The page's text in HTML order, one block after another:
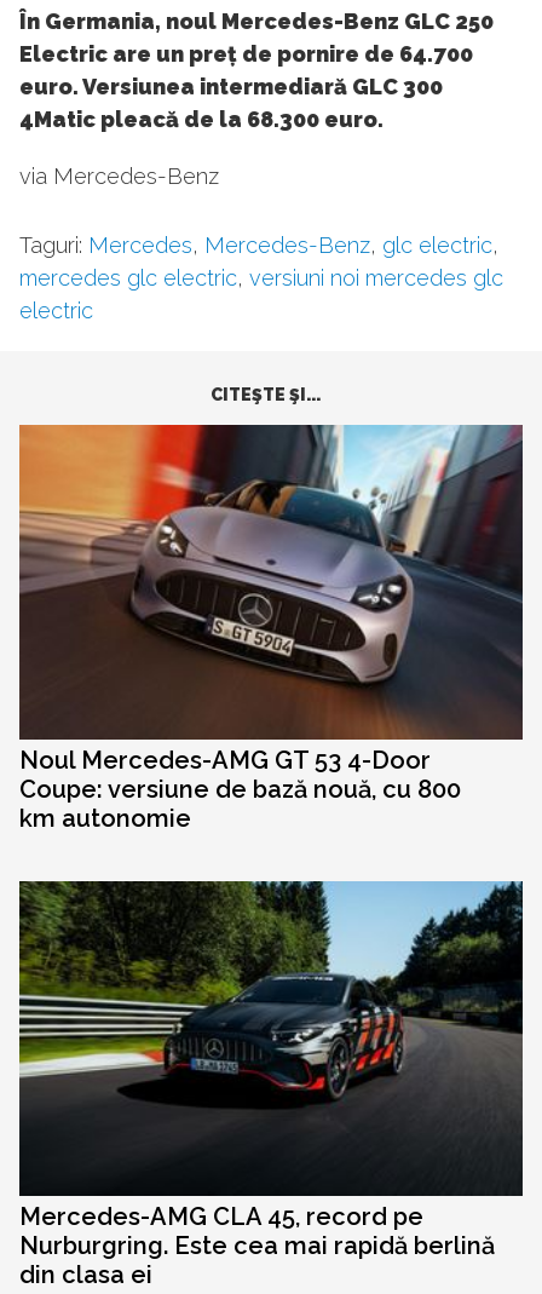
În Germania, noul Mercedes-Benz GLC 250
Electric are un preț de pornire de 64.700
euro. Versiunea intermediară GLC 300
4Matic pleacă de la 68.300 euro.
via Mercedes-Benz
Taguri: Mercedes, Mercedes-Benz, glc electric,
mercedes glc electric, versiuni noi mercedes glc
electric
CITEŞTE ŞI...
Noul Mercedes-AMG GT 53 4-Door
Coupe: versiune de bază nouă, cu 800
km autonomie
Mercedes-AMG CLA 45, record pe
Nurburgring. Este cea mai rapidă berlină
din clasa ei